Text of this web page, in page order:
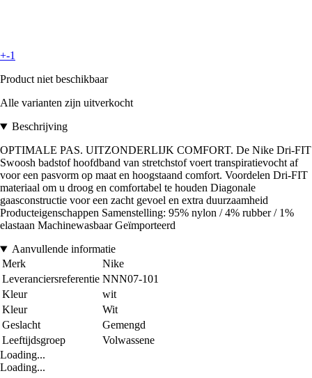
+-1
Product niet beschikbaar
Alle varianten zijn uitverkocht
Beschrijving
OPTIMALE PAS. UITZONDERLIJK COMFORT. De Nike Dri-FIT
Swoosh badstof hoofdband van stretchstof voert transpiratievocht af
voor een pasvorm op maat en hoogstaand comfort. Voordelen Dri-FIT
materiaal om u droog en comfortabel te houden Diagonale
gaasconstructie voor een zacht gevoel en extra duurzaamheid
Producteigenschappen Samenstelling: 95% nylon / 4% rubber / 1%
elastaan Machinewasbaar Geïmporteerd
Aanvullende informatie
Merk
Nike
Leveranciersreferentie NNN07-101
Kleur
wit
Kleur
Wit
Geslacht
Gemengd
Leeftijdsgroep
Volwassene
Loading...
Loading...